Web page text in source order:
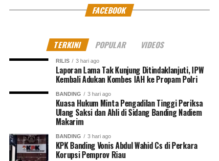
FACEBOOK
TERKINI POPULAR VIDEOS
RILIS 3 hari ago
Laporan Lama Tak Kunjung Ditindaklanjuti, IPW
Kembali Adukan Kombes IAH ke Propam Polri
BANDING 3 hari ago
Kuasa Hukum Minta Pengadilan Tinggi Periksa
Ulang Saksi dan Ahli di Sidang Banding Nadiem
Makarim
BANDING 3 hari ago
KPK Banding Vonis Abdul Wahid Cs di Perkara
Korupsi Pemprov Riau